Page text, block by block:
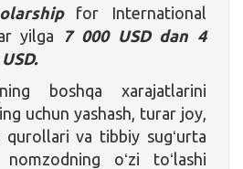
for International
yilga
7 000 USD dan 4
boshqa xarajatlarini
uchun yashash, turar joy,
qurollari va tibbiy sugʻurta
oʻzi toʻlashi